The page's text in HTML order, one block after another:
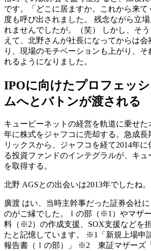
です。「どこに居ますか。これから来
度も呼び出されました。 残念ながら立
れませんでしたが。（笑） しかし、そ
えて、北野さんが社長になってからは
り、現場のモチベーションも上がり、そ
れるようになりました。
IPOに向けたプロフェッ
ムへとバトンが渡される
キュービーネットの経営を軌道に乗せた
年に株式をジャフコに売却する。急成長
リックスから、ジャフコを経て2014年
る投資ファンドのインテグラルが、キ
を取得する。
北野 AGSとの出会いは2013年でしたね。
廣渡 はい、当時主幹事だった証券会社
のがご縁でした。Ⅰの部（※1）やマザ
料（※2）の作成支援、SOX支援などを
たと記憶しています。 ※1「新規上場申
報告書（Ⅰの部）」 ※2 東証マザーズ